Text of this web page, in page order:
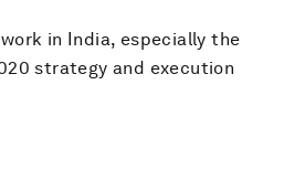
in India, especially the
strategy and execution